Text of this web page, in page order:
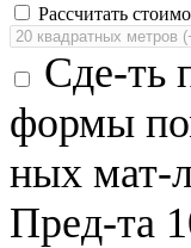
Рассчитать
Сде-ть
формы
ных мат-
Пред-та